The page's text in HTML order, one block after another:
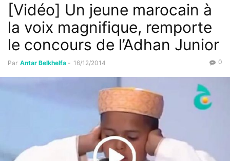
[Vidéo] Un jeune marocain à
la voix magnifique, remporte
le concours de l’Adhan Junior
Par Antar Belkhelfa - 16/12/2014 0